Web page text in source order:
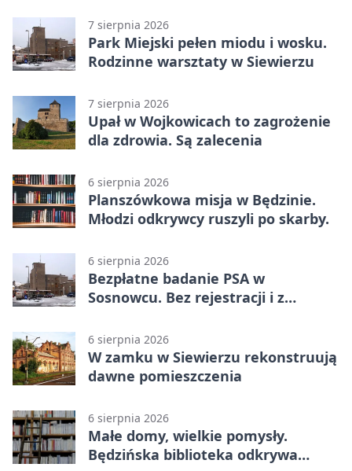
7 sierpnia 2026
Park Miejski pełen miodu i wosku.
Rodzinne warsztaty w Siewierzu
7 sierpnia 2026
Upał w Wojkowicach to zagrożenie
dla zdrowia. Są zalecenia
6 sierpnia 2026
Planszówkowa misja w Będzinie.
Młodzi odkrywcy ruszyli po skarby.
6 sierpnia 2026
Bezpłatne badanie PSA w
Sosnowcu. Bez rejestracji i z
6 sierpnia 2026
W zamku w Siewierzu rekonstruują
dawne pomieszczenia
6 sierpnia 2026
Małe domy, wielkie pomysły.
Będzińska biblioteka odkrywa